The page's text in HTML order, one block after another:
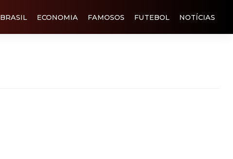
BRASIL ECONOMIA FAMOSOS FUTEBOL NOTÍCIAS